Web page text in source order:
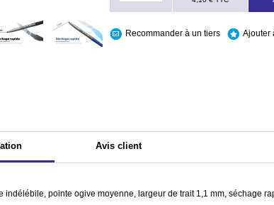
Recommander à un tiers Ajouter
Avis client
indélébile, pointe ogive moyenne, largeur de trait 1,1 mm, séchage